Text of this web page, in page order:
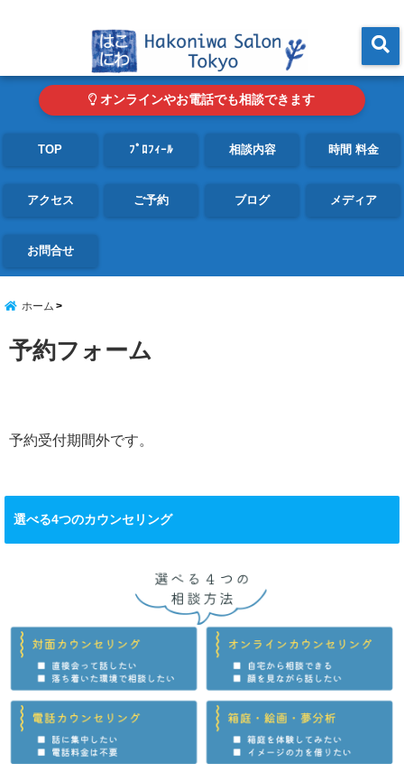
オンラインやお電話でも相談できます
TOP ﾌﾟﾛﾌｨｰﾙ 相談内容 時間 料金
アクセス ご予約 ブログ メディア
お問合せ
ホーム
予約フォーム
予約受付期間外です。
選べる4つのカウンセリング